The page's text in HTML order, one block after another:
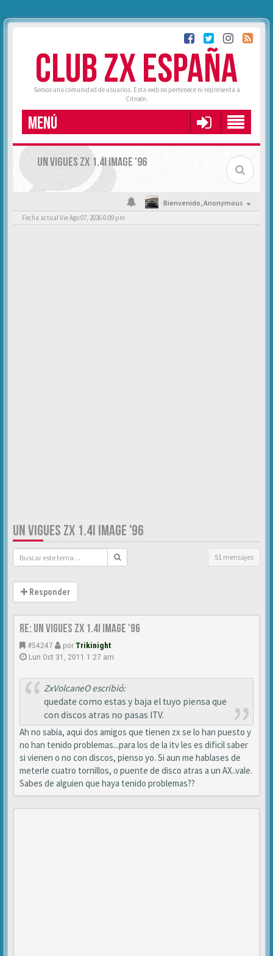
CLUB ZX ESPAÑA
Somos una comunidad de usuarios. Esta web no pertenece ni representa a
Citroën.
MENÚ
UN VIGUES ZX 1.4I IMAGE '96
Bienvenido,Anonymous
Fecha actual Vie Ago 07, 2026 6:09 pm
UN VIGUES ZX 1.4I IMAGE '96
51 mensajes
Responder
Re: Un vigues ZX 1.4i IMAGE '96
#54247 porTrikinight
Lun Oct 31, 2011 1:27 am
ZxVolcaneO escribió:
quedate como estas y baja el tuyo piensa que
con discos atras no pasas ITV.
Ah no sabia, aqui dos amigos que tienen zx se lo han puesto y
no han tenido problemas...para los de la itv les es dificil saber
si vienen o no con discos, pienso yo. Si aun me hablases de
meterle cuatro tornillos, o puente de disco atras a un AX..vale.
Sabes de alguien que haya tenido problemas??